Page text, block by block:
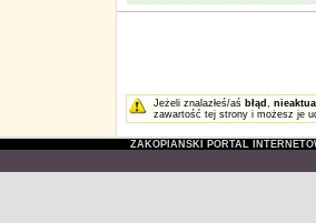
Jeżeli znalazłeś/aś błąd ,
zawartość tej strony i możesz je
ZAKOPIAŃSKI PORTAL